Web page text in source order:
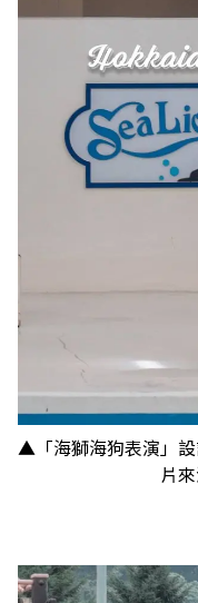
▲「海獅海狗表演」
片